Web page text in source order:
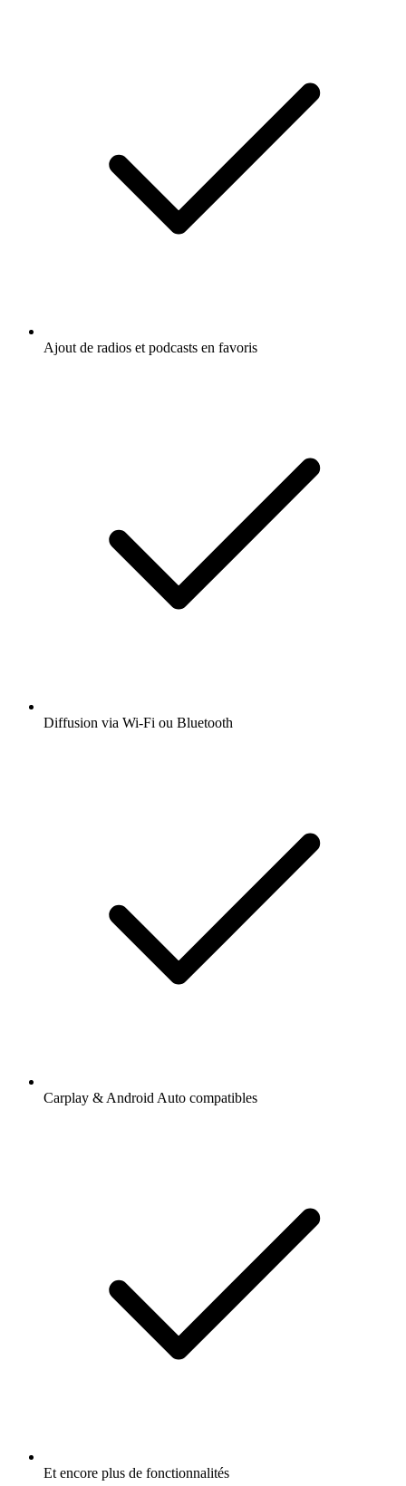
Ajout de radios et podcasts en favoris
Diffusion via Wi-Fi ou Bluetooth
Carplay & Android Auto compatibles
Et encore plus de fonctionnalités